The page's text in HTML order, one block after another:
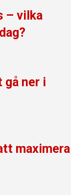
– vilka
gå ner i
maximera